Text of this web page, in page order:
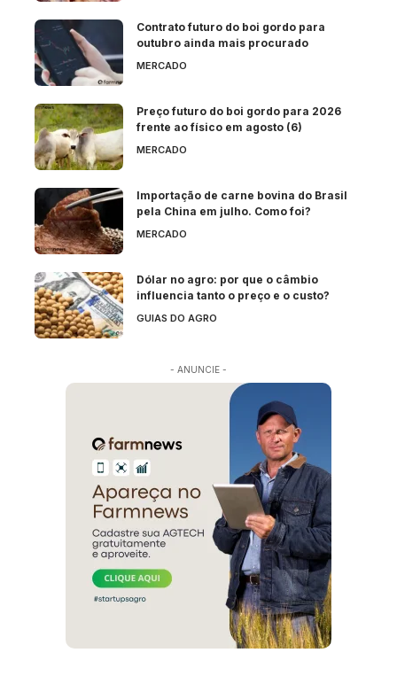
Contrato futuro do boi gordo para
outubro ainda mais procurado
MERCADO
Preço futuro do boi gordo para 2026
frente ao físico em agosto (6)
MERCADO
Importação de carne bovina do Brasil
pela China em julho. Como foi?
MERCADO
Dólar no agro: por que o câmbio
influencia tanto o preço e o custo?
GUIAS DO AGRO
- ANUNCIE -